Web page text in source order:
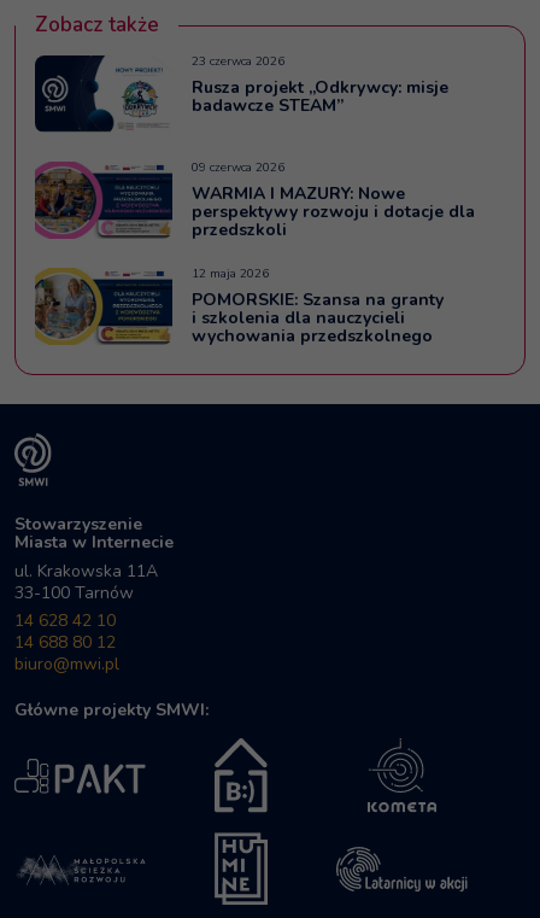
Zobacz także
23 czerwca 2026
Rusza projekt „Odkrywcy: misje
badawcze STEAM”
więcej na temat: Rusza projekt „Odkrywcy: misje badawcze
09 czerwca 2026
WARMIA I MAZURY: Nowe
perspektywy rozwoju i dotacje dla
przedszkoli
więcej na temat: WARMIA I MAZURY: Nowe perspektywy
12 maja 2026
POMORSKIE: Szansa na granty
i szkolenia dla nauczycieli
wychowania przedszkolnego
więcej na temat: POMORSKIE: Szansa na granty i
Stowarzyszenie
Miasta w Internecie
ul. Krakowska 11A
33-100 Tarnów
14 628 42 10
14 688 80 12
biuro@mwi.pl
Główne projekty SMWI:
Cyfrowobezpieczni Kometa
Małopolska Ścieżka Rozwoju
Humine Latarnicy w Akcji